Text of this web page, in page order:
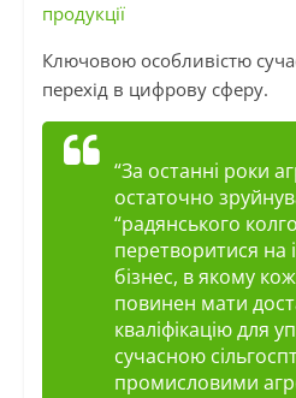
продукції
Ключовою особливістю
перехід в цифрову сферу.
“За останні роки
остаточно
“радянського
перетворитися на
бізнес, в якому
повинен мати
кваліфікацію для
сучасною
промисловими